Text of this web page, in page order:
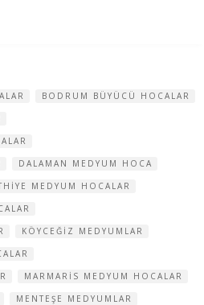
BODRUM BÜYÜCÜ HOCALAR
DALAMAN MEDYUM HOCA
MEDYUM HOCALAR
KÖYCEĞIZ MEDYUMLAR
MARMARIS MEDYUM HOCALAR
MENTEŞE MEDYUMLAR